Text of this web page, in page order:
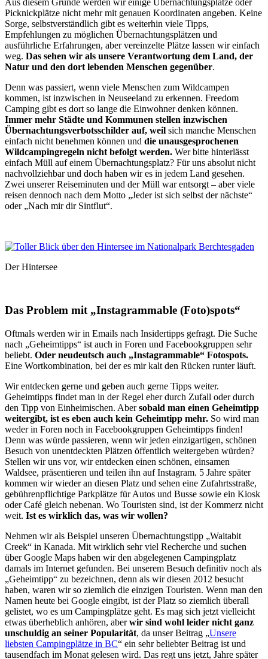
Picknickplätze nicht mehr mit genauen Koordinaten angeben. Keine
Sorge, selbstverständlich gibt es weiterhin viele Tipps,
Empfehlungen zu möglichen Übernachtungsplätzen und
ausführliche Erfahrungen, aber vereinzelte Plätze lassen wir einfach
weg. Das sehen wir als unsere Verantwortung dem Land, der
Natur und den dort lebenden Menschen gegenüber.
Denn was passiert, wenn viele Menschen zum Wildcampen
kommen, ist inzwischen in Neuseeland zu erkennen. Freedom
Camping gibt es dort so lange die Einwohner denken können.
Immer mehr Städte und Kommunen stellen inzwischen
Übernachtungsverbotsschilder auf, weil sich manche Menschen
einfach nicht benehmen können und die unausgesprochenen
Wildcampingregeln nicht befolgt werden. Wer bitte hinterlässt
einfach Müll auf einem Übernachtungsplatz? Für uns absolut nicht
nachvollziehbar und doch haben wir es in jedem Land gesehen.
Zwei unserer Reiseminuten und der Müll war entsorgt – aber viele
reisen dennoch nach dem Motto „Jeder ist sich selbst der nächste“
oder „Nach mir dir Sintflut“.
Der Hintersee
Das Problem mit „Instagrammable (Foto)spots“
Oftmals werden wir in Emails nach Insidertipps gefragt. Die Suche
nach „Geheimtipps“ ist auch in Foren und Facebookgruppen sehr
beliebt. Oder neudeutsch auch „Instagrammable“ Fotospots.
Eine Wortkombination, bei der es mir kalt den Rücken runter läuft.
Wir entdecken gerne und geben auch gerne Tipps weiter.
Geheimtipps findet man in der Regel eher durch Zufall oder durch
den Tipp von Einheimischen. Abersobald man einen Geheimtipp
weitergibt, ist es eben auch kein Geheimtipp mehr. So wird man
weder in Foren noch in Facebookgruppen Geheimtipps finden!
Denn was würde passieren, wenn wir jeden einzigartigen, schönen
Besuch von unentdeckten Plätzen öffentlich weitergeben würden?
Stellen wir uns vor, wir entdecken einen schönen, einsamen
Waldsee, präsentieren und teilen ihn auf Instagram. 5 Jahre später
kommen wir wieder an diesen Platz und sehen eine Zufahrtsstraße,
gebührenpflichtige Parkplätze für Autos und Busse sowie ein Kiosk
oder Café gleich nebenan. Wo Touristen sind, ist der Kommerz nicht
weit. Ist es wirklich das, was wir wollen?
Nehmen wir als Beispiel unseren Übernachtungstipp „Waitabit
Creek“ in Kanada. Mit wirklich sehr viel Recherche und suchen
über Google Maps haben wir den abgelegenen Campingplatz
damals im Internet gefunden. Bei unserem Besuch definitiv noch als
„Geheimtipp“ zu bezeichnen, denn als wir diesen 2012 besucht
haben, waren wir so ziemlich die einzigen Touristen. Wenn man den
Namen heute bei Google eingibt, ist der Platz so ziemlich überall
gelistet, wo es um Campingplätze geht. Es mag sich jetzt vielleicht
etwas überheblich anhören, aberwir sind wohl leider nicht ganz
unschuldig an seiner Popularität, da unser Beitrag „Unsere
liebsten Campingplätze in BC“ ein sehr beliebter Beitrag ist und
tausendfach im Monat gelesen wird. Das regt uns jetzt, Jahre später